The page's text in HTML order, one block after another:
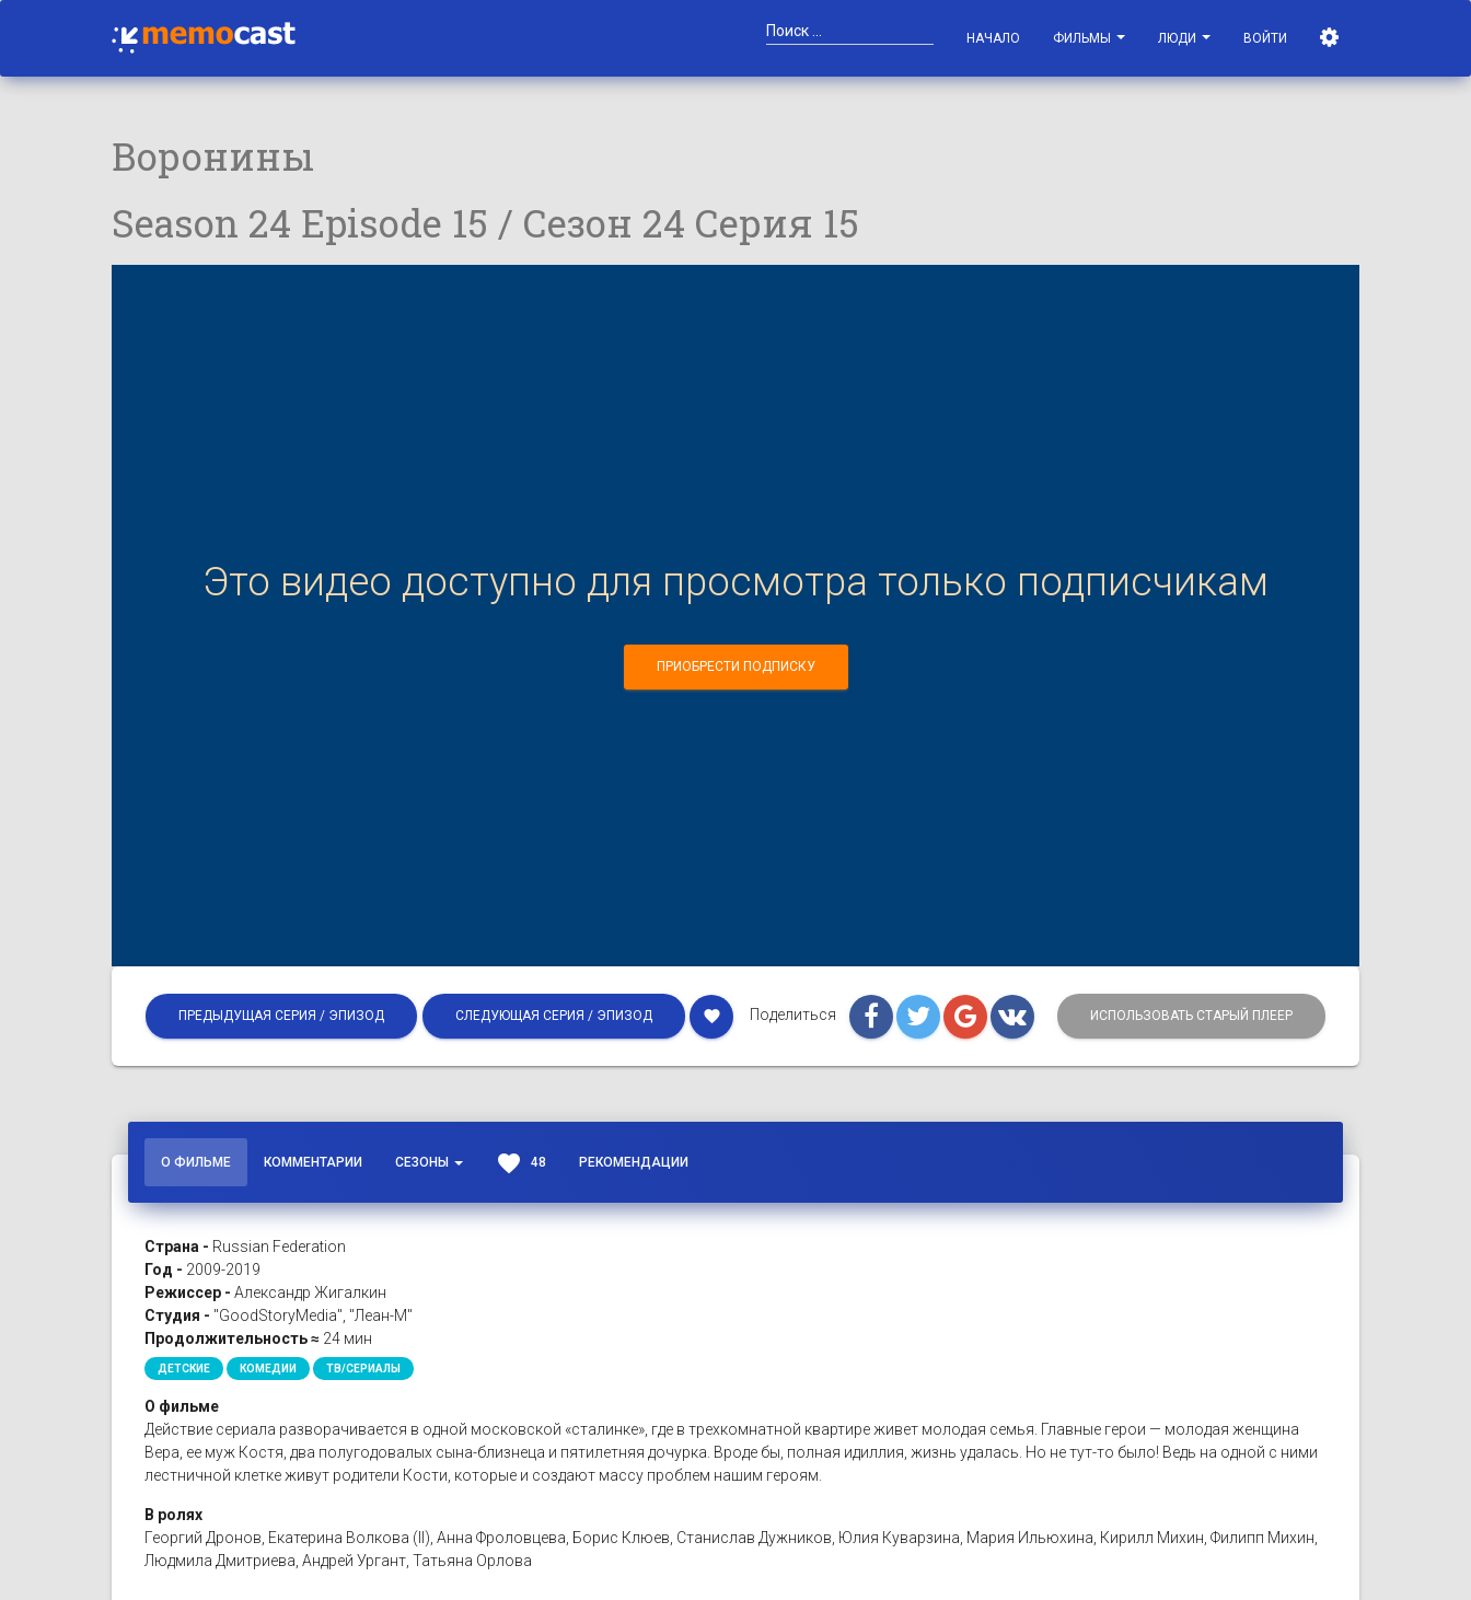
НАЧАЛО ФИЛЬМЫ ЛЮДИ ВОЙТИ
Воронины
Season 24 Episode 15 / Сезон 24 Серия 15
Это видео доступно для просмотра только подписчикам
ПРИОБРЕСТИ ПОДПИСКУ
ПРЕДЫДУЩАЯ СЕРИЯ / ЭПИЗОД СЛЕДУЮЩАЯ СЕРИЯ / ЭПИЗОД favorite Поделиться ИСПОЛЬЗОВАТЬ СТАРЫЙ ПЛЕЕР
О ФИЛЬМЕ КОММЕНТАРИИ СЕЗОНЫ favorite 48 РЕКОМЕНДАЦИИ
Страна - Russian Federation
Год - 2009-2019
Режиссер - Александр Жигалкин
Студия - "GoodStoryMedia", "Леан-М"
Продолжительность ≈ 24 мин
ДЕТСКИЕ КОМЕДИИ ТВ/СЕРИАЛЫ
О фильме
Действие сериала разворачивается в одной московской «сталинке», где в трехкомнатной квартире живет молодая семья. Главные герои — молодая женщина
Вера, ее муж Костя, два полугодовалых сына-близнеца и пятилетняя дочурка. Вроде бы, полная идиллия, жизнь удалась. Но не тут-то было! Ведь на одной с ними
лестничной клетке живут родители Кости, которые и создают массу проблем нашим героям.
В ролях
Георгий Дронов, Екатерина Волкова (II), Анна Фроловцева, Борис Клюев, Станислав Дужников, Юлия Куварзина, Мария Ильюхина, Кирилл Михин, Филипп Михин,
Людмила Дмитриева, Андрей Ургант, Татьяна Орлова